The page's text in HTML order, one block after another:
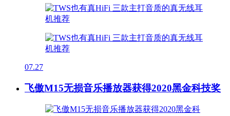
07.27
飞傲M15无损音乐播放器获得2020黑金科技奖